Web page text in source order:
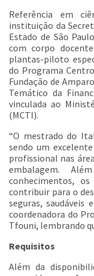
Referência em
instituição da
Estado de São
com corpo
plantas-piloto
do Programa
Fundação de
Temático da
vinculada ao
(MCTI).
“O mestrado do
sendo um
profissional nas
embalagem.
conhecimentos,
contribuir para o
seguras, saudáveis
coordenadora do
Tfouni, lembrando
Requisitos
Além da